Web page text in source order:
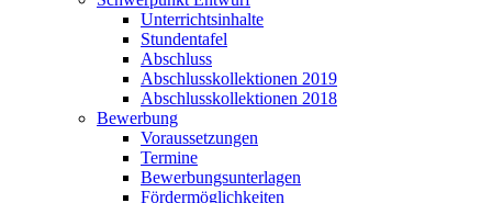
Unterrichtsinhalte
Stundentafel
Abschluss
Abschlusskollektionen 2019
Abschlusskollektionen 2018
Bewerbung
Voraussetzungen
Termine
Bewerbungsunterlagen
Fördermöglichkeiten